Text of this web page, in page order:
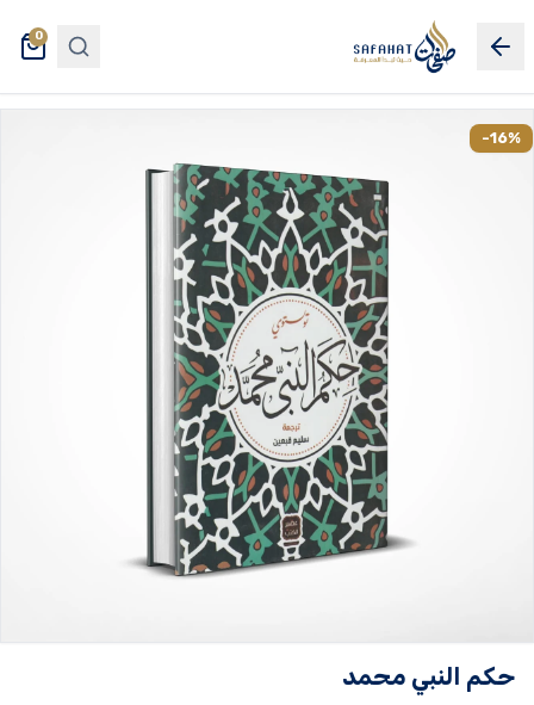
0
-16%
حكم النبي محمد